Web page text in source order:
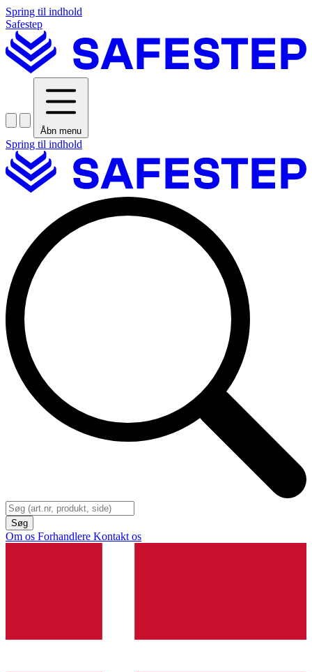
Spring til indhold
Safestep
Åbn menu
Spring til indhold
Om os Forhandlere Kontakt os